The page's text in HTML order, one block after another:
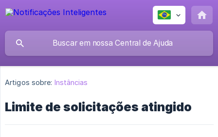
Artigos sobre: Instâncias
Limite de solicitações atingido